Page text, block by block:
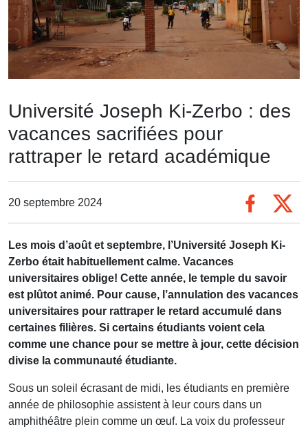
Université Joseph Ki-Zerbo : des
vacances sacrifiées pour
rattraper le retard académique
20 septembre 2024
Les mois d’août et septembre, l’Université Joseph Ki-
Zerbo était habituellement calme. Vacances
universitaires oblige! Cette année, le temple du savoir
est plûtot animé. Pour cause, l’annulation des vacances
universitaires pour rattraper le retard accumulé dans
certaines filières. Si certains étudiants voient cela
comme une chance pour se mettre à jour, cette décision
divise la communauté étudiante.
Sous un soleil écrasant de midi, les étudiants en première
année de philosophie assistent à leur cours dans un
amphithéâtre plein comme un œuf. La voix du professeur